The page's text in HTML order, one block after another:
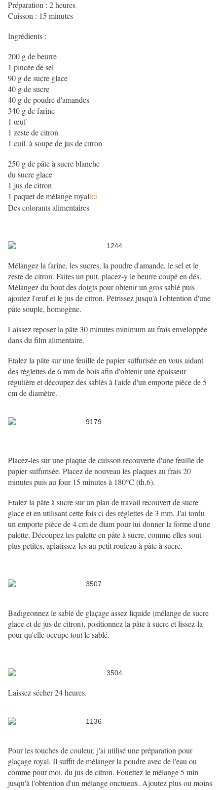
Préparation : 2 heures
Cuisson : 15 minutes
Ingrédients :
200 g de beurre
1 pincée de sel
90 g de sucre glace
40 g de sucre
40 g de poudre d'amandes
340 g de farine
1 œuf
1 zeste de citron
1 cuil. à soupe de jus de citron
250 g de pâte à sucre blanche
du sucre glace
1 jus de citron
1 paquet de mélange royalici
Des colorants alimentaires
Mélangez la farine, les sucres, la poudre d'amande, le sel et le
zeste de citron. Faites un puit, placez-y le beurre coupé en dés.
Mélangez du bout des doigts pour obtenir un gros sablé puis
ajoutez l'œuf et le jus de citron. Pétrissez jusqu'à l'obtention d'une
pâte souple, homogène.
Laissez reposer la pâte 30 minutes minimum au frais enveloppée
dans du film alimentaire.
Etalez la pâte sur une feuille de papier sulfurisée en vous aidant
des réglettes de 6 mm de bois afin d'obtenir une épaisseur
régulière et découpez des sablés à l'aide d'un emporte pièce de 5
cm de diamètre.
Placez-les sur une plaque de cuisson recouverte d'une feuille de
papier sulfurisée. Placez de nouveau les plaques au frais 20
minutes puis au four 15 minutes à 180°C (th.6).
Etalez la pâte à sucre sur un plan de travail recouvert de sucre
glace et en utilisant cette fois ci des réglettes de 3 mm. J'ai tordu
un emporte pièce de 4 cm de diam pour lui donner la forme d'une
palette. Découpez les palette en pâte à sucre, comme elles sont
plus petites, aplatissez-les au petit rouleau à pâte à sucre.
Badigeonnez le sablé de glaçage assez liquide (mélange de sucre
glace et de jus de citron), positionnez la pâte à sucre et lissez-la
pour qu'elle occupe tout le sablé.
Laissez sécher 24 heures.
Pour les touches de couleur, j'ai utilisé une préparation pour
glaçage royal. Il suffit de mélanger la poudre avec de l'eau ou
comme pour moi, du jus de citron. Fouettez le mélange 5 min
jusqu'à l'obtention d'un mélange onctueux. Ajoutez plus ou moins